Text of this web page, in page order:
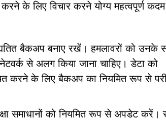
के लिए विचार करने योग्य महत्वपूर्ण कदम
बैकअप बनाए रखें। हमलावरों को उनके
से अलग किया जाना चाहिए। डेटा को
करने के लिए बैकअप का नियमित रूप से
समाधानों को नियमित रूप से अपडेट करें।